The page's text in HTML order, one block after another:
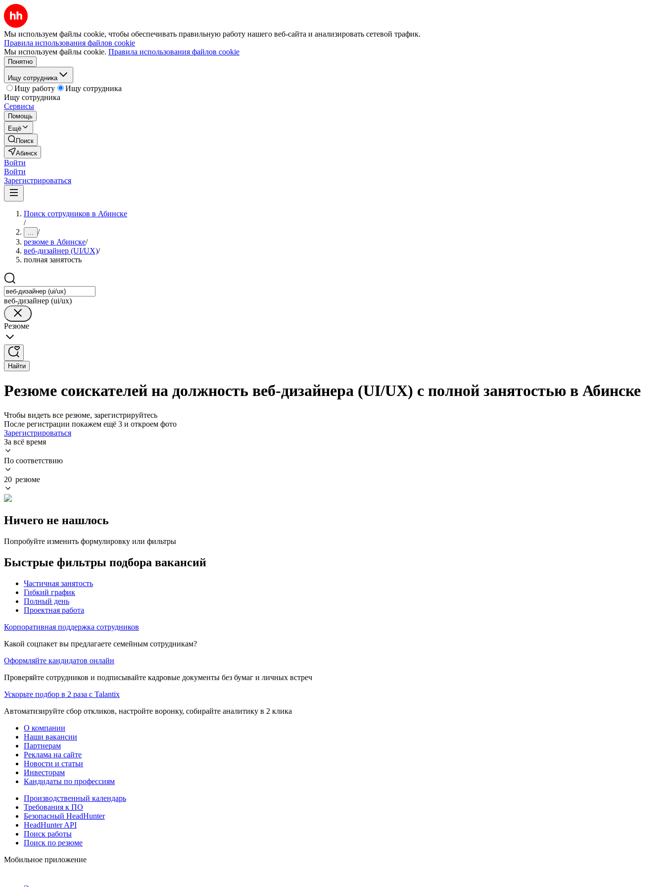
Мы используем файлы cookie, чтобы обеспечивать правильную работу нашего веб-сайта и анализировать сетевой трафик.
Правила использования файлов cookie
Мы используем файлы cookie. Правила использования файлов cookie
Понятно
Ищу сотрудника
Ищу работу
Ищу сотрудника
Ищу сотрудника
Сервисы
Помощь
Ещё
Поиск
Абинск
Войти
Войти
Зарегистрироваться
Поиск сотрудников в Абинске
/
... /
резюме в Абинске/
веб-дизайнер (UI/UX)/
полная занятость
веб-дизайнер (ui/ux)
Резюме
Найти
Резюме соискателей на должность веб-дизайнера (UI/UX) с полной занятостью в Абинске
Чтобы видеть все резюме, зарегистрируйтесь
После регистрации покажем ещё 3 и откроем фото
Зарегистрироваться
За всё время
По соответствию
20 резюме
Ничего не нашлось
Попробуйте изменить формулировку или фильтры
Быстрые фильтры подбора вакансий
Частичная занятость
Гибкий график
Полный день
Проектная работа
Корпоративная поддержка сотрудников
Какой соцпакет вы предлагаете семейным сотрудникам?
Оформляйте кандидатов онлайн
Проверяйте сотрудников и подписывайте кадровые документы без бумаг и личных встреч
Ускорьте подбор в 2 раза с Talantix
Автоматизируйте сбор откликов, настройте воронку, собирайте аналитику в 2 клика
О компании
Наши вакансии
Партнерам
Реклама на сайте
Новости и статьи
Инвесторам
Кандидаты по профессиям
Производственный календарь
Требования к ПО
Безопасный HeadHunter
HeadHunter API
Поиск работы
Поиск по резюме
Мобильное приложение